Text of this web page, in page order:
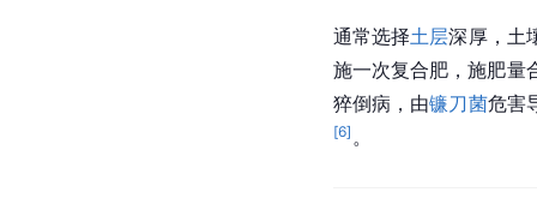
通常选择土层深厚，土
施一次复合肥，施肥量
猝倒病，由镰刀菌危害
[6] 。